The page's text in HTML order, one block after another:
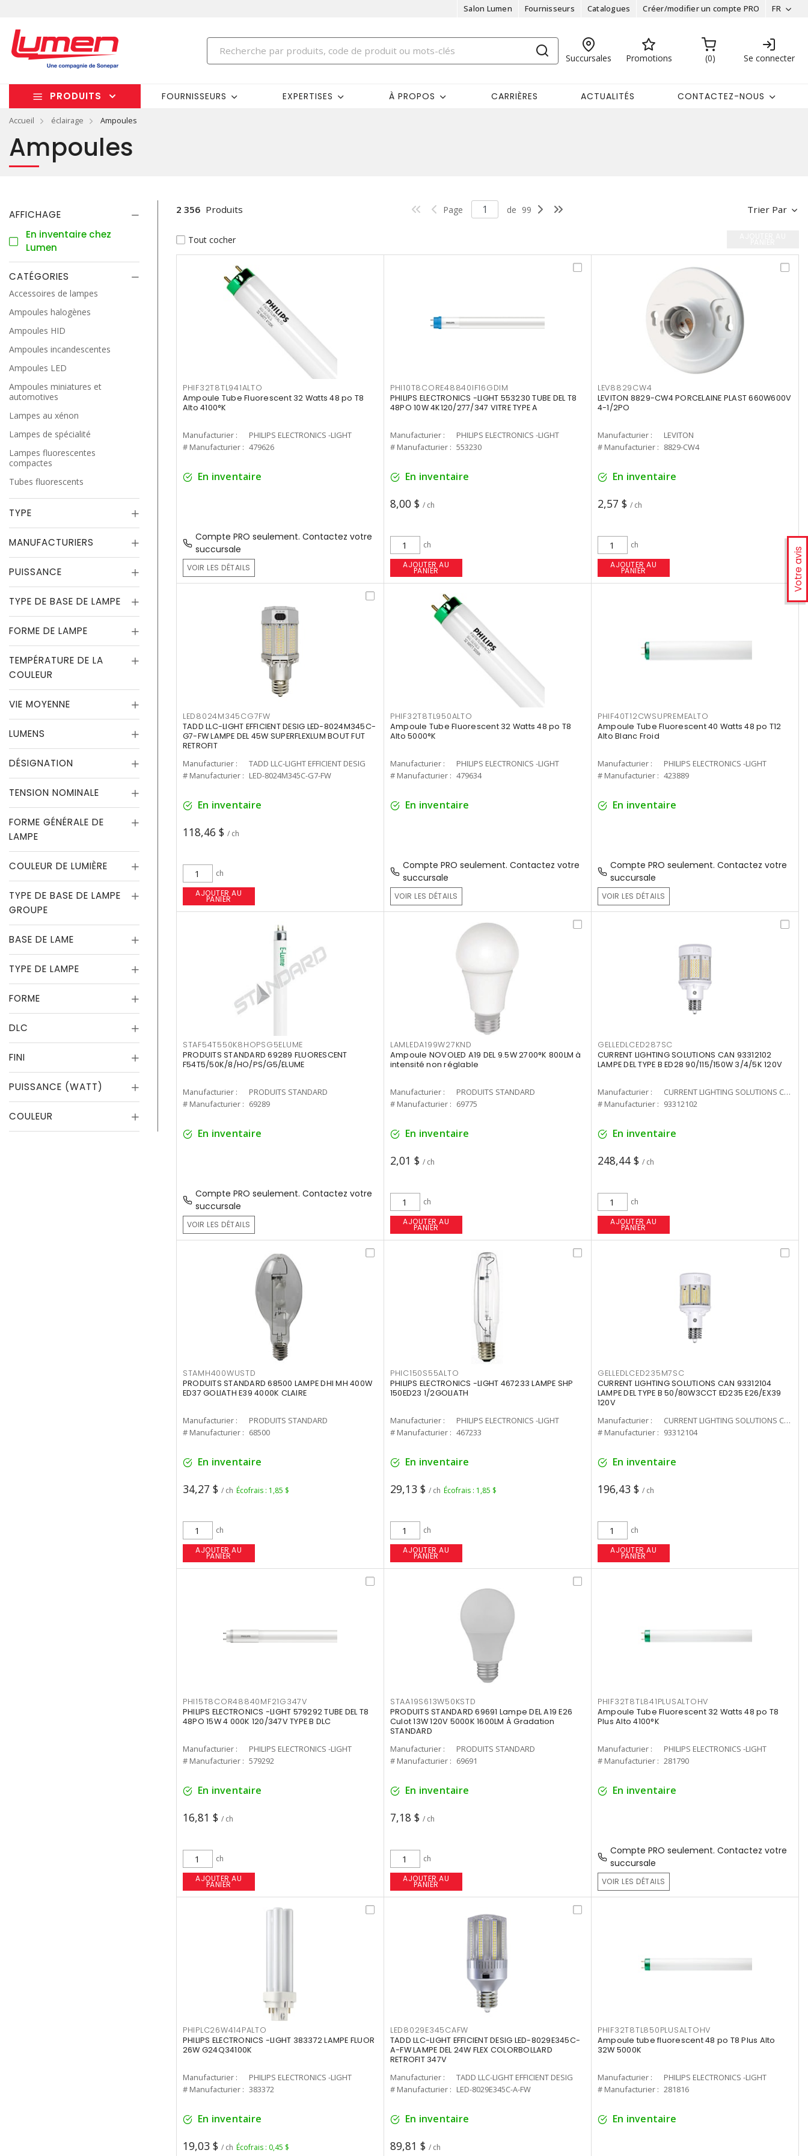
Salon Lumen Fournisseurs Catalogues Créer/modifier un compte PRO FR
Succursales Promotions 0 Se connecter
PRODUITS FOURNISSEURS EXPERTISES À PROPOS CARRIÈRES ACTUALITÉS CONTACTEZ-NOUS
Accueil éclairage Ampoules
Votre avis
Ampoules
AFFICHAGE
En inventaire chez
Lumen
CATÉGORIES
Accessoires de lampes
Ampoules halogènes
Ampoules HID
Ampoules incandescentes
Ampoules LED
Ampoules miniatures et
automotives
Lampes au xénon
Lampes de spécialité
Lampes fluorescentes
compactes
Tubes fluorescents
TYPE
MANUFACTURIERS
PUISSANCE
TYPE DE BASE DE LAMPE
FORME DE LAMPE
TEMPÉRATURE DE LA
COULEUR
VIE MOYENNE
LUMENS
DÉSIGNATION
TENSION NOMINALE
FORME GÉNÉRALE DE
LAMPE
COULEUR DE LUMIÈRE
TYPE DE BASE DE LAMPE
GROUPE
BASE DE LAME
TYPE DE LAMPE
FORME
DLC
FINI
PUISSANCE (WATT)
COULEUR
Trier Par
2 356 Produits Page de 99
Tout cocher
PHIF32T8TL941ALTO
Ampoule Tube Fluorescent 32 Watts 48 po T8
Alto 4100°K
Manufacturier :
PHILIPS ELECTRONICS -LIGHT
# Manufacturier : 479626
En inventaire
Compte PRO seulement. Contactez votre
succursale
VOIR LES DÉTAILS
PHI10T8CORE48840IF16GDIM
PHILIPS ELECTRONICS -LIGHT 553230 TUBE DEL T8
48PO 10W 4K120/277/347 VITRE TYPE A
Manufacturier :
PHILIPS ELECTRONICS -LIGHT
# Manufacturier : 553230
En inventaire
8,00 $ / ch
ch
AJOUTER AU
PANIER
LEV8829CW4
LEVITON 8829-CW4 PORCELAINE PLAST 660W600V
4-1/2PO
Manufacturier :
LEVITON
# Manufacturier : 8829-CW4
En inventaire
2,57 $ / ch
ch
AJOUTER AU
PANIER
LED8024M345CG7FW
TADD LLC-LIGHT EFFICIENT DESIG LED-8024M345C-
G7-FW LAMPE DEL 45W SUPERFLEXLUM BOUT FUT
RETROFIT
Manufacturier :
TADD LLC-LIGHT EFFICIENT DESIG
# Manufacturier : LED-8024M345C-G7-FW
En inventaire
118,46 $ / ch
ch
AJOUTER AU
PANIER
PHIF32T8TL950ALTO
Ampoule Tube Fluorescent 32 Watts 48 po T8
Alto 5000°K
Manufacturier :
PHILIPS ELECTRONICS -LIGHT
# Manufacturier : 479634
En inventaire
Compte PRO seulement. Contactez votre
succursale
VOIR LES DÉTAILS
PHIF40T12CWSUPREMEALTO
Ampoule Tube Fluorescent 40 Watts 48 po T12
Alto Blanc Froid
Manufacturier :
PHILIPS ELECTRONICS -LIGHT
# Manufacturier : 423889
En inventaire
Compte PRO seulement. Contactez votre
succursale
VOIR LES DÉTAILS
STAF54T550K8HOPSG5ELUME
PRODUITS STANDARD 69289 FLUORESCENT
F54T5/50K/8/HO/PS/G5/ELUME
Manufacturier :
PRODUITS STANDARD
# Manufacturier : 69289
En inventaire
Compte PRO seulement. Contactez votre
succursale
VOIR LES DÉTAILS
LAMLEDA199W27KND
Ampoule NOVOLED A19 DEL 9.5W 2700°K 800LM à
intensité non réglable
Manufacturier :
PRODUITS STANDARD
# Manufacturier : 69775
En inventaire
2,01 $ / ch
ch
AJOUTER AU
PANIER
GELLEDLCED287SC
CURRENT LIGHTING SOLUTIONS CAN 93312102
LAMPE DEL TYPE B ED28 90/115/150W 3/4/5K 120V
Manufacturier :
CURRENT LIGHTING SOLUTIONS CAN
# Manufacturier : 93312102
En inventaire
248,44 $ / ch
ch
AJOUTER AU
PANIER
STAMH400WUSTD
PRODUITS STANDARD 68500 LAMPE DHI MH 400W
ED37 GOLIATH E39 4000K CLAIRE
Manufacturier :
PRODUITS STANDARD
# Manufacturier : 68500
En inventaire
34,27 $ / ch Écofrais : 1,85 $
ch
AJOUTER AU
PANIER
PHIC150S55ALTO
PHILIPS ELECTRONICS -LIGHT 467233 LAMPE SHP
150ED23 1/2GOLIATH
Manufacturier :
PHILIPS ELECTRONICS -LIGHT
# Manufacturier : 467233
En inventaire
29,13 $ / ch Écofrais : 1,85 $
ch
AJOUTER AU
PANIER
GELLEDLCED235M7SC
CURRENT LIGHTING SOLUTIONS CAN 93312104
LAMPE DEL TYPE B 50/80W3CCT ED235 E26/EX39
120V
Manufacturier :
CURRENT LIGHTING SOLUTIONS CAN
# Manufacturier : 93312104
En inventaire
196,43 $ / ch
ch
AJOUTER AU
PANIER
PHI15T8COR48840MF21G347V
PHILIPS ELECTRONICS -LIGHT 579292 TUBE DEL T8
48PO 15W 4 000K 120/347V TYPE B DLC
Manufacturier :
PHILIPS ELECTRONICS -LIGHT
# Manufacturier : 579292
En inventaire
16,81 $ / ch
ch
AJOUTER AU
PANIER
STAA19S613W50KSTD
PRODUITS STANDARD 69691 Lampe DEL A19 E26
Culot 13W 120V 5000K 1600LM À Gradation
STANDARD
Manufacturier :
PRODUITS STANDARD
# Manufacturier : 69691
En inventaire
7,18 $ / ch
ch
AJOUTER AU
PANIER
PHIF32T8TL841PLUSALTOHV
Ampoule Tube Fluorescent 32 Watts 48 po T8
Plus Alto 4100°K
Manufacturier :
PHILIPS ELECTRONICS -LIGHT
# Manufacturier : 281790
En inventaire
Compte PRO seulement. Contactez votre
succursale
VOIR LES DÉTAILS
PHIPLC26W414PALTO
PHILIPS ELECTRONICS -LIGHT 383372 LAMPE FLUOR
26W G24Q34100K
Manufacturier :
PHILIPS ELECTRONICS -LIGHT
# Manufacturier : 383372
En inventaire
19,03 $ / ch Écofrais : 0,45 $
LED8029E345CAFW
TADD LLC-LIGHT EFFICIENT DESIG LED-8029E345C-
A-FW LAMPE DEL 24W FLEX COLORBOLLARD
RETROFIT 347V
Manufacturier :
TADD LLC-LIGHT EFFICIENT DESIG
# Manufacturier : LED-8029E345C-A-FW
En inventaire
89,81 $ / ch
PHIF32T8TL850PLUSALTOHV
Ampoule tube fluorescent 48 po T8 Plus Alto
32W 5000K
Manufacturier :
PHILIPS ELECTRONICS -LIGHT
# Manufacturier : 281816
En inventaire